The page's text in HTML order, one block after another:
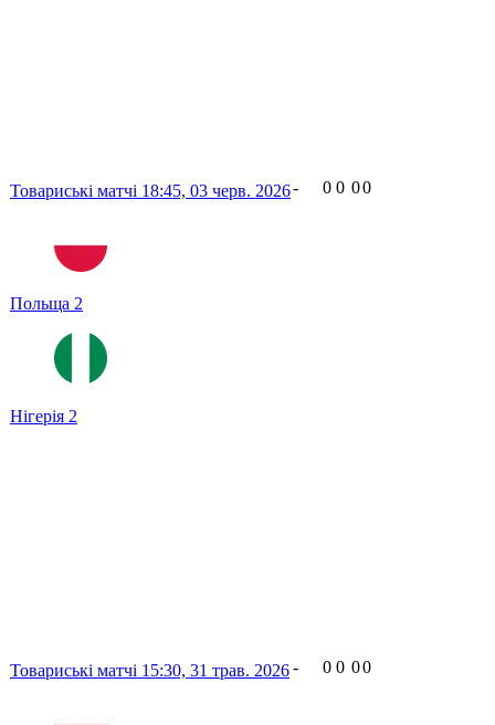
Товариські матчі 18:45, 03 черв. 2026
Польща 2
Нігерія 2
- 0 0 00
Товариські матчі 15:30, 31 трав. 2026- 0 0 00